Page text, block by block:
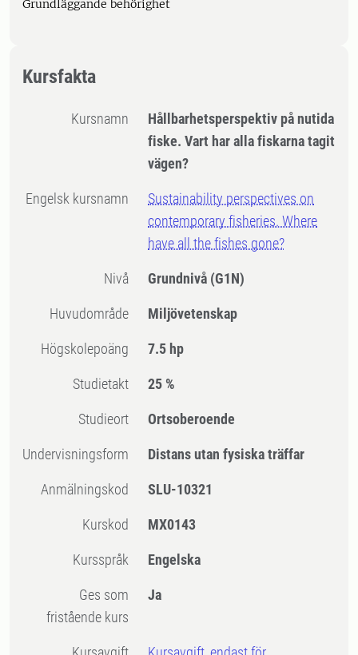
Grundläggande behörighet
Kursfakta
Kursnamn
Hållbarhetsperspektiv på nutida
fiske. Vart har alla fiskarna tagit
vägen?
Engelsk kursnamn
Sustainability perspectives on
contemporary fisheries. Where
have all the fishes gone?
Nivå Grundnivå (G1N)
Huvudområde Miljövetenskap
högskolepoäng 7.5 hp
Studietakt 25 %
Studieort Ortsoberoende
Undervisningsform Distans utan fysiska träffar
Anmälningskod SLU-10321
Kurskod MX0143
Kursspråk Engelska
Ges som
fristående kurs
Ja